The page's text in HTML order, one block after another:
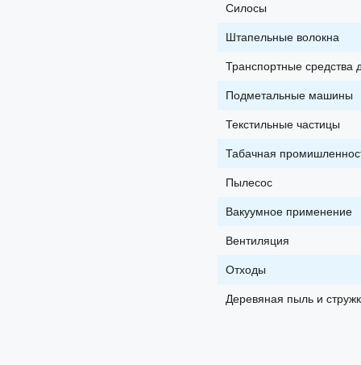
Силосы
Штапельные волокна
Транспортные средства
Подметальные машины
Текстильные частицы
Табачная
Пылесос
Вакуумное применение
Вентиляция
Отходы
Деревяная пыль и